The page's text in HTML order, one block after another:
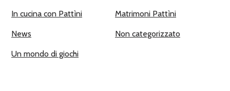
In cucina con Pattìni Matrimoni Pattìni
News Non categorizzato
Un mondo di giochi